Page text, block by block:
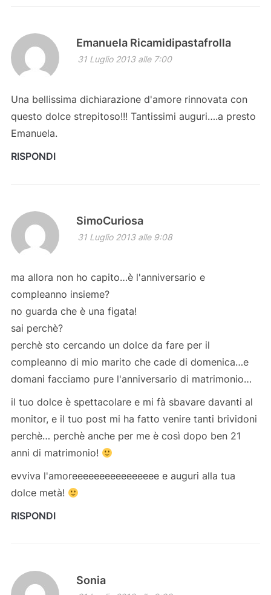
Emanuela Ricamidipastafrolla
31 Luglio 2013 alle 7:00
Una bellissima dichiarazione d'amore rinnovata con
questo dolce strepitoso!!! Tantissimi auguri….a presto
Emanuela.
RISPONDI
SimoCuriosa
31 Luglio 2013 alle 9:08
ma allora non ho capito…è l'anniversario e
compleanno insieme?
no guarda che è una figata!
sai perchè?
perchè sto cercando un dolce da fare per il
compleanno di mio marito che cade di domenica…e
domani facciamo pure l'anniversario di matrimonio…
il tuo dolce è spettacolare e mi fà sbavare davanti al
monitor, e il tuo post mi ha fatto venire tanti brividoni
perchè… perchè anche per me è così dopo ben 21
anni di matrimonio!
evviva l'amoreeeeeeeeeeeeeeee e auguri alla tua
dolce metà!
RISPONDI
Sonia